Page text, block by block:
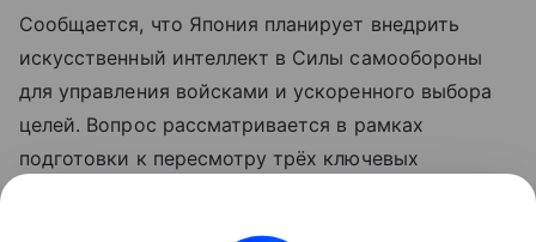
Сообщается, что Япония планирует внедрить
искусственный интеллект в Силы самообороны
для управления войсками и ускоренного выбора
целей. Вопрос рассматривается в рамках
подготовки к пересмотру трёх ключевых